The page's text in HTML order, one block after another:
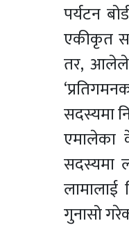
पर्यटन
एकीकृत
तर, आलेले
सदस्यमा
एमालेका
सदस्यमा
गुनासो